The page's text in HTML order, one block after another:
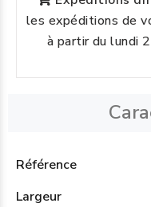
les expéditions de
à partir du lundi
Référence
Largeur